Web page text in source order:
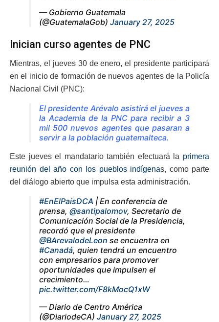
— Gobierno Guatemala
(@GuatemalaGob) January 27, 2025
Inician curso agentes de PNC
Mientras, el jueves 30 de enero, el presidente participará
en el inicio de formación de nuevos agentes de la Policía
Nacional Civil (PNC):
El presidente Arévalo asistirá el jueves a
la Academia de la PNC para recibir a 3
mil 500 nuevos agentes que pasaran a
servir a la población guatemalteca.
Este jueves el mandatario también efectuará la primera
reunión del año con los pueblos indígenas, como parte
del diálogo abierto que impulsa esta administración.
#EnElPaísDCA | En conferencia de
prensa, @santipalomov, Secretario de
Comunicación Social de la Presidencia,
recordó que el presidente
@BArevalodeLeon se encuentra en
#Canadá, quien tendrá un encuentro
con empresarios para promover
oportunidades que impulsen el
crecimiento…
pic.twitter.com/F8kMocQ1xW
— Diario de Centro América
(@DiariodeCA) January 27, 2025